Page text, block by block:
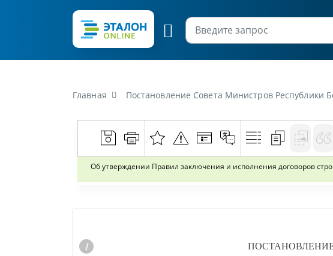
Главная Постановление Совета Министров Республики Беларусь
Об утверждении Правил заключения и исполнения договоров